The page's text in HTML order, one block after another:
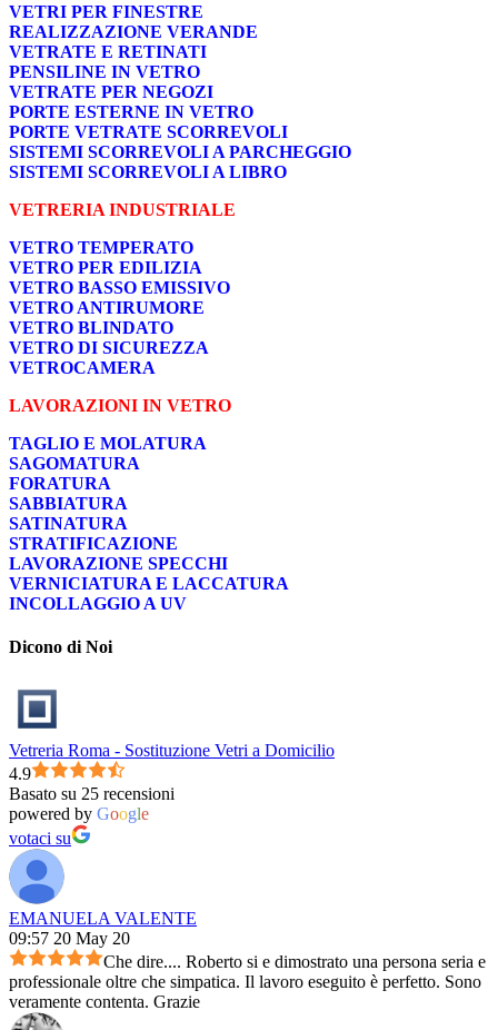
VETRI PER FINESTRE
REALIZZAZIONE VERANDE
VETRATE E RETINATI
PENSILINE IN VETRO
VETRATE PER NEGOZI
PORTE ESTERNE IN VETRO
PORTE VETRATE SCORREVOLI
SISTEMI SCORREVOLI A PARCHEGGIO
SISTEMI SCORREVOLI A LIBRO
VETRERIA INDUSTRIALE
VETRO TEMPERATO
VETRO PER EDILIZIA
VETRO BASSO EMISSIVO
VETRO ANTIRUMORE
VETRO BLINDATO
VETRO DI SICUREZZA
VETROCAMERA
LAVORAZIONI IN VETRO
TAGLIO E MOLATURA
SAGOMATURA
FORATURA
SABBIATURA
SATINATURA
STRATIFICAZIONE
LAVORAZIONE SPECCHI
VERNICIATURA E LACCATURA
INCOLLAGGIO A UV
Dicono di Noi
Vetreria Roma - Sostituzione Vetri a Domicilio
4.9
Basato su 25 recensioni
powered by Google
votaci su
EMANUELA VALENTE
09:57 20 May 20
Che dire.... Roberto si e dimostrato una persona seria e
professionale oltre che simpatica. Il lavoro eseguito è perfetto. Sono
veramente contenta. Grazie